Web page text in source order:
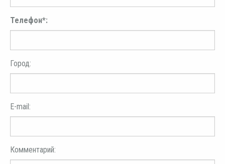
Телефон*:
Город:
E-mail:
Комментарий: